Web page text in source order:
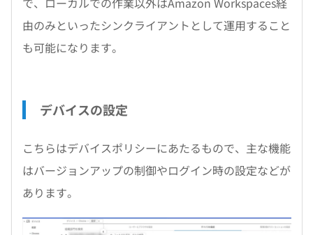
由のみといったシンクライアントとして運用すること
も可能になります。
デバイスの設定
こちらはデバイスポリシーにあたるもので、主な機能
はバージョンアップの制御やログイン時の設定などが
あります。